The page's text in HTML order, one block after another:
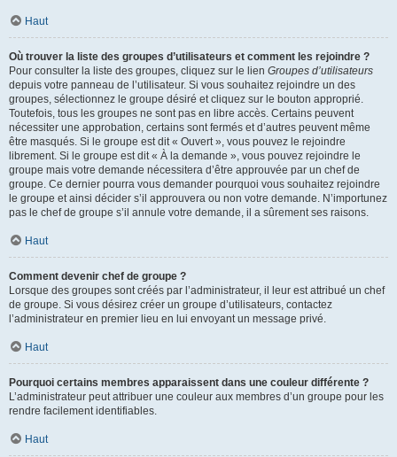
Haut
Où trouver la liste des groupes d’utilisateurs et comment les rejoindre ?
Pour consulter la liste des groupes, cliquez sur le lien Groupes d’utilisateurs
depuis votre panneau de l’utilisateur. Si vous souhaitez rejoindre un des
groupes, sélectionnez le groupe désiré et cliquez sur le bouton approprié.
Toutefois, tous les groupes ne sont pas en libre accès. Certains peuvent
nécessiter une approbation, certains sont fermés et d’autres peuvent même
être masqués. Si le groupe est dit « Ouvert », vous pouvez le rejoindre
librement. Si le groupe est dit « À la demande », vous pouvez rejoindre le
groupe mais votre demande nécessitera d’être approuvée par un chef de
groupe. Ce dernier pourra vous demander pourquoi vous souhaitez rejoindre
le groupe et ainsi décider s’il approuvera ou non votre demande. N’importunez
pas le chef de groupe s’il annule votre demande, il a sûrement ses raisons.
Haut
Comment devenir chef de groupe ?
Lorsque des groupes sont créés par l’administrateur, il leur est attribué un chef
de groupe. Si vous désirez créer un groupe d’utilisateurs, contactez
l’administrateur en premier lieu en lui envoyant un message privé.
Haut
Pourquoi certains membres apparaissent dans une couleur différente ?
L’administrateur peut attribuer une couleur aux membres d’un groupe pour les
rendre facilement identifiables.
Haut